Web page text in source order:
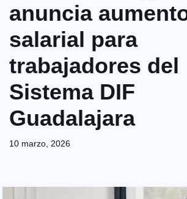
anuncia
salarial para
trabajadores del
Sistema DIF
Guadalajara
10 marzo, 2026